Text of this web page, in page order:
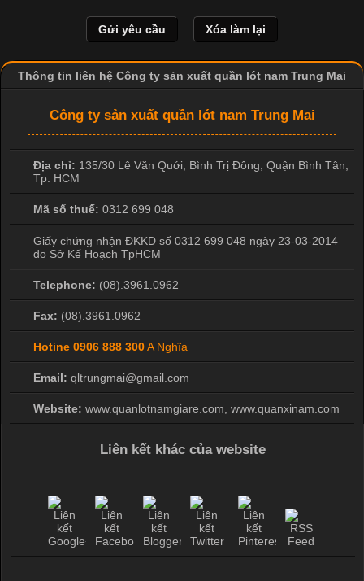
hình ảnh sắc nét và bền màu. Đặc biệt, kỹ thuật này được ứng
dụng rộng rãi trong sản xuất áo thun, đồ thể thao
Thông tin liên hệ Công ty sản xuất quần lót nam Trung Mai
Công ty sản xuất quần lót nam Trung Mai
Địa chỉ: 135/30 Lê Văn Quới, Bình Trị Đông, Quận Bình Tân,
Tp. HCM
Mã số thuế: 0312 699 048
Giấy chứng nhận ĐKKD số 0312 699 048 ngày 23-03-2014
do Sở Kế Hoạch TpHCM
Telephone: (08).3961.0962
Fax: (08).3961.0962
Hotine 0906 888 300A Nghĩa
Email: qltrungmai@gmail.com
Website: www.quanlotnamgiare.com, www.quanxinam.com
Liên kết khác của website